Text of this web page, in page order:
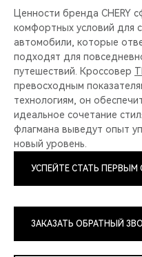
Ценности бренда CHERY
комфортных условий для
автомобили, которые
подходят для
путешествий. Кроссовер
превосходным
технологиям, он
идеальное сочетание
флагмана выведут опыт
новый уровень.
УСПЕЙТЕ СТАТЬ ПЕРВЫМ
ЗАКАЗАТЬ ОБРАТНЫЙ